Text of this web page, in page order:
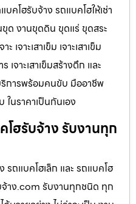
คโฮรับจ้าง รถแบคโฮให้เช่า
ด งานขุดดิน ขุดแร่ ขุดสระ
จาะเสาเข็ม เจาะเสาเข็ม
เจาะเสาเข็มสร้างตึก และ
การพร้อมคนขับ มืออาชีพ
ในราคาเป็นกันเอง
โฮรับจ้าง รับงานทุก
รถแบคโฮเล็ก และ รถแบคโฮ
จ้าง.com รับงานทุกชนิด ทุก